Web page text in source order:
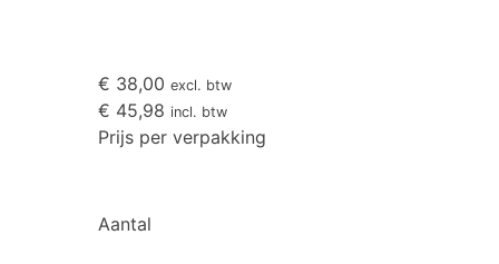
€ 38,00 excl. btw
€ 45,98 incl. btw
Prijs per verpakking
Aantal